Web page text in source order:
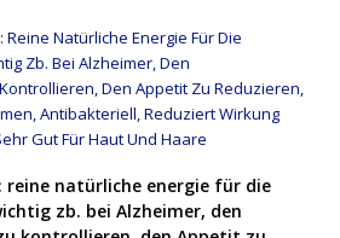
reine natürliche energie für die
zb. bei Alzheimer, den